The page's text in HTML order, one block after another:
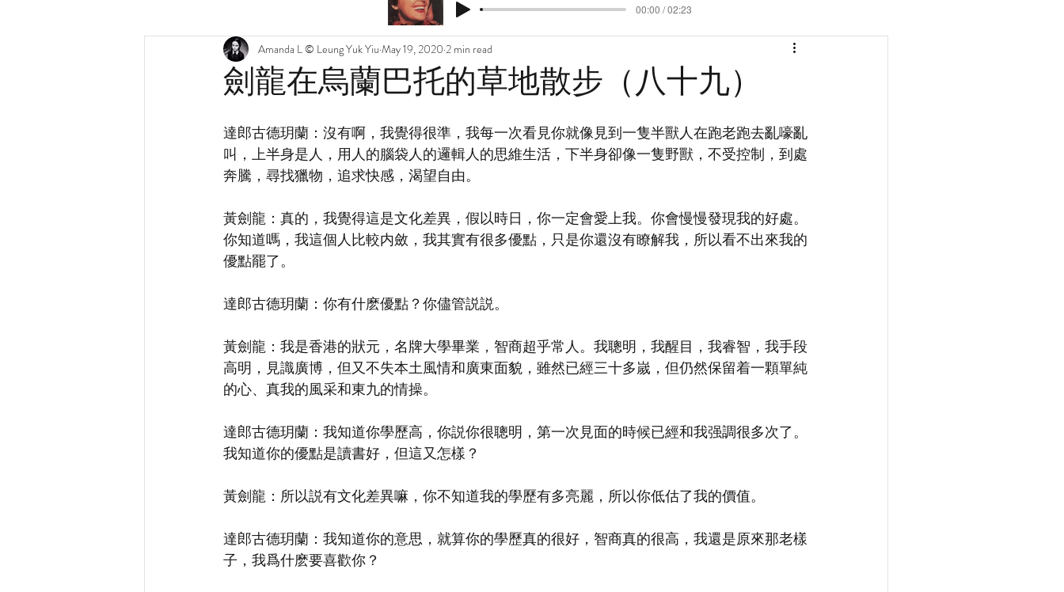
劍龍在烏蘭巴托的草地散步（八十九）
Amanda L © Leung Yuk Yiu May 19, 2020 2 min read
達郎古德玥蘭：沒有啊，我覺得很準，我每一次看見你就像見到一隻半獸人在跑老跑去亂嚎亂
叫，上半身是人，用人的腦袋人的邏輯人的思維生活，下半身卻像一隻野獸，不受控制，到處
奔騰，尋找獵物，追求快感，渴望自由。
黃劍龍：真的，我覺得這是文化差異，假以時日，你一定會愛上我。你會慢慢發現我的好處。
你知道嗎，我這個人比較内斂，我其實有很多優點，只是你還沒有瞭解我，所以看不出來我的
優點罷了。
達郎古德玥蘭：你有什麽優點？你儘管説説。
黃劍龍：我是香港的狀元，名牌大學畢業，智商超乎常人。我聰明，我醒目，我睿智，我手段
高明，見識廣博，但又不失本土風情和廣東面貌，雖然已經三十多嵗，但仍然保留着一顆單純
的心、真我的風采和東九的情操。
達郎古德玥蘭：我知道你學歷高，你説你很聰明，第一次見面的時候已經和我强調很多次了。
我知道你的優點是讀書好，但這又怎樣？
黃劍龍：所以説有文化差異嘛，你不知道我的學歷有多亮麗，所以你低估了我的價值。
達郎古德玥蘭：我知道你的意思，就算你的學歷真的很好，智商真的很高，我還是原來那老樣
子，我爲什麽要喜歡你？
00:00 / 02:23